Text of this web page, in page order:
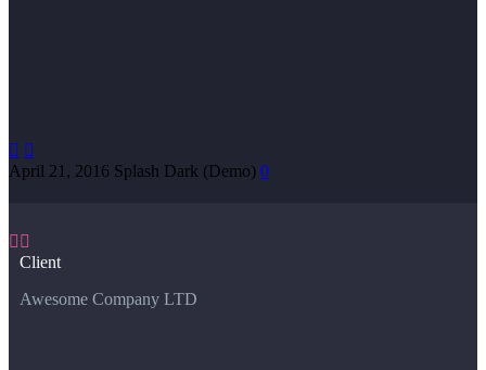
 
April 21, 2016 Splash Dark (Demo) 0
 
Client
Awesome Company LTD